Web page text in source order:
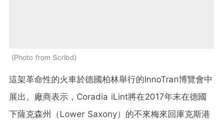
Photo from Scribd
這架革命性的火車於德國柏林舉行的InnoTran博覽會中
展出。廠商表示，Coradia iLint將在2017年末在德國
下薩克森州（Lower Saxony）的不來梅來回庫克斯港